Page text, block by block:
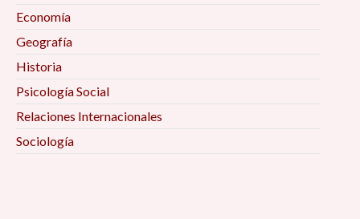
Economía
Geografía
Historia
Psicología Social
Relaciones Internacionales
Sociología